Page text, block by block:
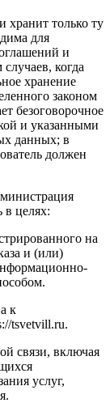
хранит только ту
для
и
когда
хранение
законом
безоговорочное
и указанными
данных; в
должен
в целях:
на
и (или)
к
tsvetvill.ru.
связи, включая
услуг,